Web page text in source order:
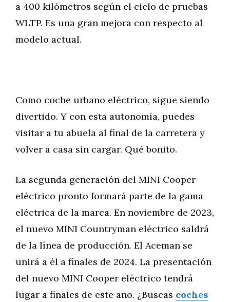
a 400 kilómetros según el ciclo de pruebas
WLTP. Es una gran mejora con respecto al
modelo actual.
Como coche urbano eléctrico, sigue siendo
divertido. Y con esta autonomía, puedes
visitar a tu abuela al final de la carretera y
volver a casa sin cargar. Qué bonito.
La segunda generación del MINI Cooper
eléctrico pronto formará parte de la gama
eléctrica de la marca. En noviembre de 2023,
el nuevo MINI Countryman eléctrico saldrá
de la línea de producción. El Aceman se
unirá a él a finales de 2024. La presentación
del nuevo MINI Cooper eléctrico tendrá
lugar a finales de este año. ¿Buscas coches